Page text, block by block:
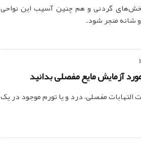
گردنی و هم چنین آسیب این نواحی
شانه منجر شود.
آزمایش مایع مفصلی بدانید
مفصلی، درد و یا تورم موجود در یک